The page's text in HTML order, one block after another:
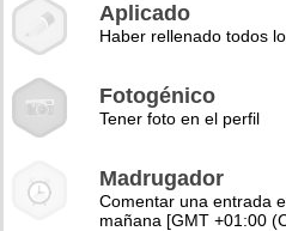
Aplicado
Haber rellenado todos
Fotogénico
Tener foto en el perfil
Madrugador
Comentar una entrada
mañana [GMT +01:00